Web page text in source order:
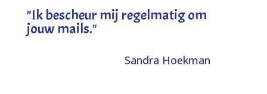
"Ik bescheur mij regelmatig om
jouw mails."
Sandra Hoekman